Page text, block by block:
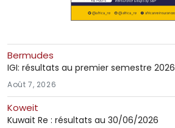
Bermudes
IGI: résultats au premier semestre 2026
Août 7, 2026
Koweit
Kuwait Re : résultats au 30/06/2026